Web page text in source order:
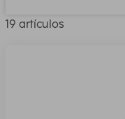
19 artículos